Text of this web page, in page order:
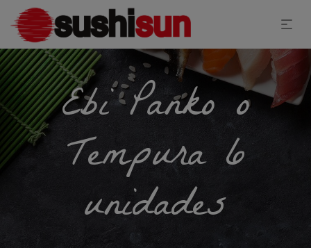
Ebi Panko o
Tempura 6
unidades